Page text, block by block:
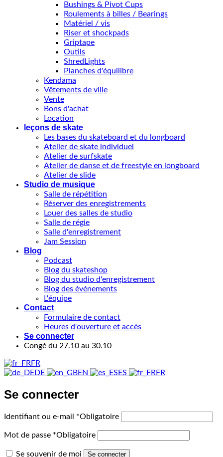
Bushings & Pivot Cups
Roulements à billes / Bearings
Matériel / vis
Riser et shockpads
Griptape
Outils
ShredLights
Planches d'équilibre
Kendama
Vêtements de ville
Vente
Bons d'achat
Location
leçons de skate
Les bases du skateboard et du longboard
Atelier de skate individuel
Atelier de surfskate
Atelier de danse et de freestyle en longboard
Atelier de slide
Studio de musique
Salle de répétition
Réserver des enregistrements
Louer des salles de studio
Salle de régie
Salle d'enregistrement
Jam Session
Blog
Podcast
Blog du skateshop
Blog du studio d'enregistrement
Blog des événements
L'équipe
Contact
Formulaire de contact
Heures d'ouverture et accès
Se connecter
Congé du 27.10 au 30.10
FR
DE
EN ES FR
Se connecter
Identifiant ou e-mail *Obligatoire
Mot de passe *Obligatoire
Se souvenir de moi Se connecter